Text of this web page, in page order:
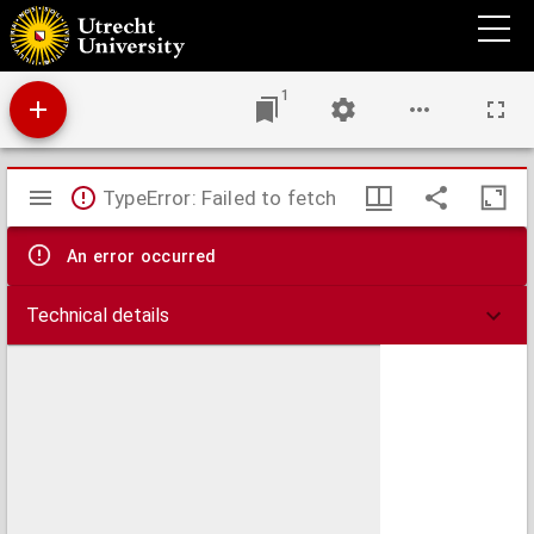
Groot placaet-boeck, vervattende de placaten, ordonnantien ende edicten van de ...
Staten Generael der Vereenighde Nederlanden, ende van de ... Staten van Hollandt en
West-Vrieslandt, mitsgaders vande ... Staten van Zeelandt ...
1
Mirador
viewer
TypeError: Failed to fetch
An error occurred
Technical details